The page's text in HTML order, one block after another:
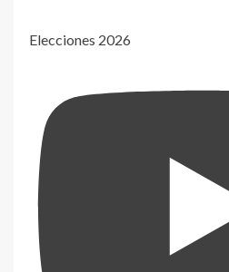
Elecciones 2026